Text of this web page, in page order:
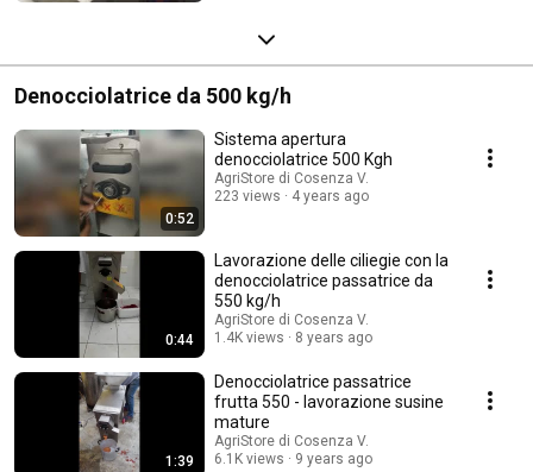
Denocciolatrice da 500 kg/h
0:52
Sistema apertura
denocciolatrice 500 Kgh
AgriStore di Cosenza V.
223 views
4 years ago
0:44
Lavorazione delle ciliegie con la
denocciolatrice passatrice da
550 kg/h
AgriStore di Cosenza V.
1.4K views
8 years ago
1:39
Denocciolatrice passatrice
frutta 550 - lavorazione susine
mature
AgriStore di Cosenza V.
6.1K views
9 years ago